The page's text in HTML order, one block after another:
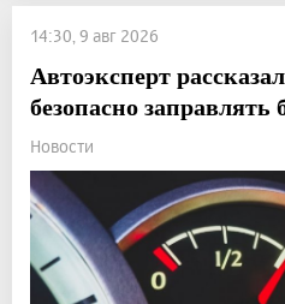
14:30, 9 авг 2026
Автоэксперт
безопасно заправлять
Новости